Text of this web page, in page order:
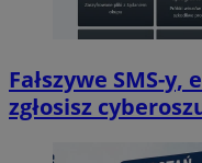
Fałszywe SMS-
zgłosisz